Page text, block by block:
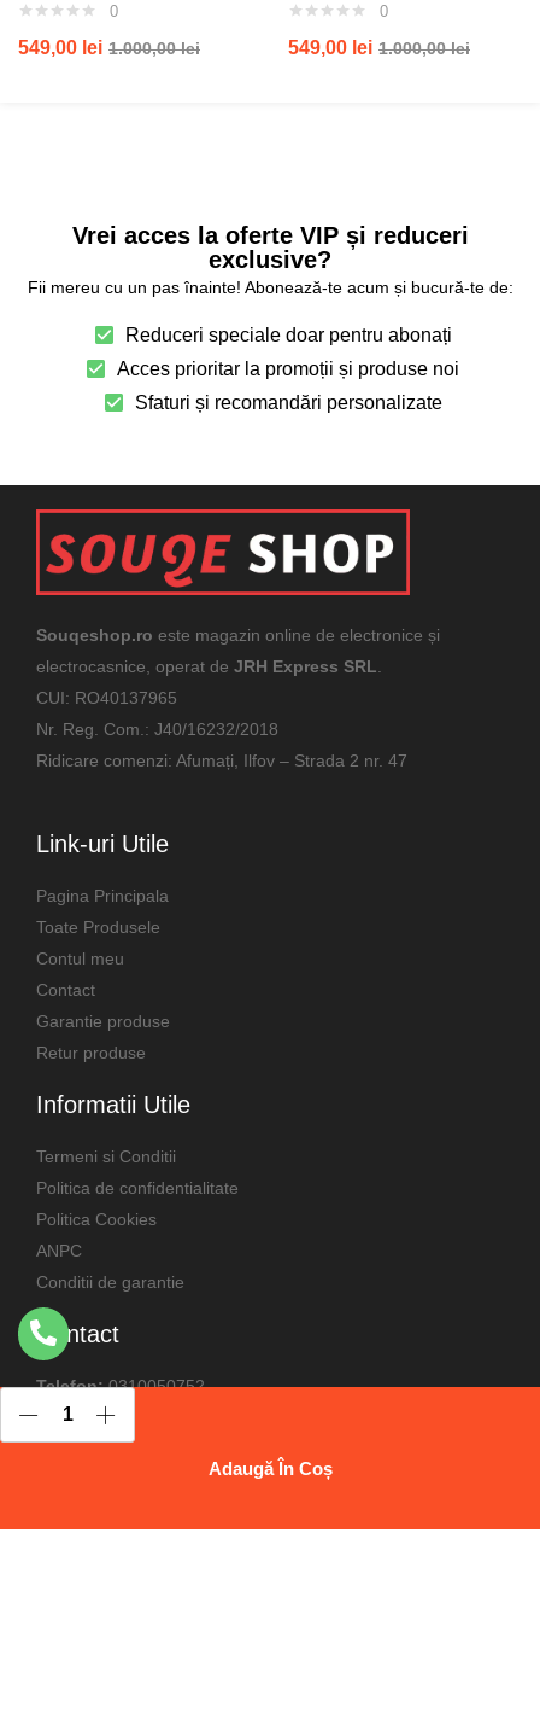
0
549,00 lei 1.000,00lei
0
549,00 lei 1.000,00lei
Vrei acces la oferte VIP și reduceri
exclusive?
Fii mereu cu un pas înainte! Abonează-te acum și bucură-te de:
Reduceri speciale doar pentru abonați
Acces prioritar la promoții și produse noi
Sfaturi și recomandări personalizate
Adaugă În Coș
Souqeshop.ro este magazin online de electronice și
electrocasnice, operat de JRH Express SRL
CUI: RO40137965
Nr. Reg. Com.: J40/16232/2018
Ridicare comenzi: Afumați, Ilfov – Strada 2 nr. 47
Link-uri Utile
Pagina Principala
Toate Produsele
Contul meu
Contact
Garantie produse
Retur produse
Informatii Utile
Termeni si Conditii
Politica de confidentialitate
Politica Cookies
ANPC
Conditii de garantie
Contact
Telefon:0310050752
Email: support